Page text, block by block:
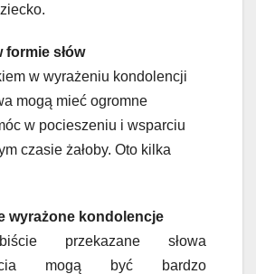
formie słów
w wyrażeniu kondolencji
mogą mieć ogromne
w pocieszeniu i wsparciu
czasie żałoby. Oto kilka
wyrażone kondolencje
przekazane słowa
mogą być bardzo